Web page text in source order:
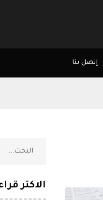
إتصل بنا
الاكثر